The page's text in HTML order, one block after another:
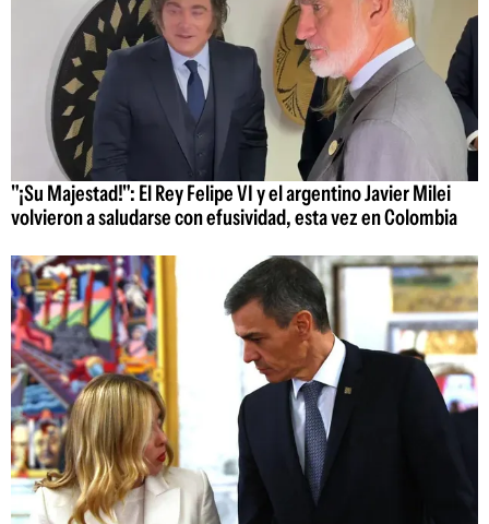
"¡Su Majestad!": El Rey Felipe VI y el argentino Javier Milei
volvieron a saludarse con efusividad, esta vez en Colombia